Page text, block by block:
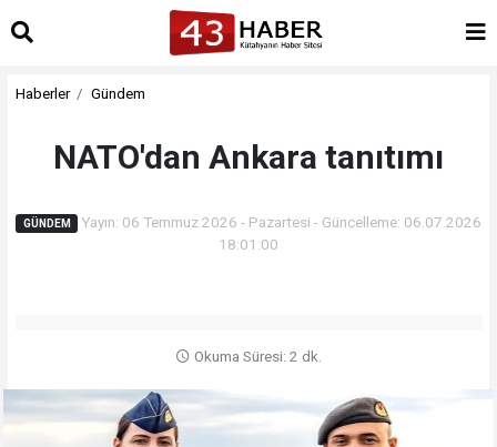
Haberler Gündem
NATO'dan Ankara tanıtımı
GÜNDEM
Yayın: 06 Temmuz 2026 - Pazartesi - Güncelleme: 06.07.2026
18:01:00
Okuma Süresi: 2 dk.